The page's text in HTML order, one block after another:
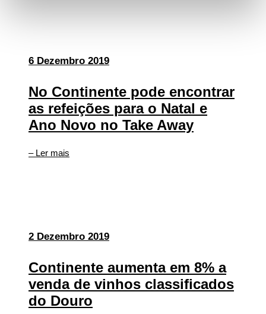
6 Dezembro 2019
No Continente pode encontrar
as refeições para o Natal e
Ano Novo no Take Away
– Ler mais
2 Dezembro 2019
Continente aumenta em 8% a
venda de vinhos classificados
do Douro